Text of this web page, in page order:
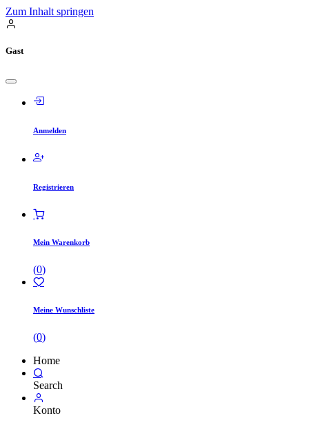
Zum Inhalt springen
Gast
Anmelden
Registrieren
Mein Warenkorb
(0)
Meine Wunschliste
(0)
Home
Search
Konto